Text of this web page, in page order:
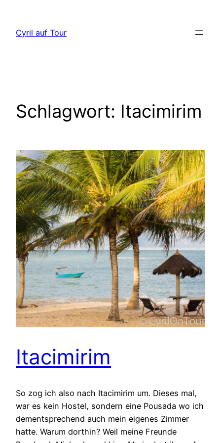
InhaltCyril auf Tour
Schlagwort: Itacimirim
Itacimirim
So zog ich also nach Itacimirim um. Dieses mal,
war es kein Hostel, sondern eine Pousada wo ich
dementsprechend auch mein eigenes Zimmer
hatte. Warum dorthin? Weil meine Freunde